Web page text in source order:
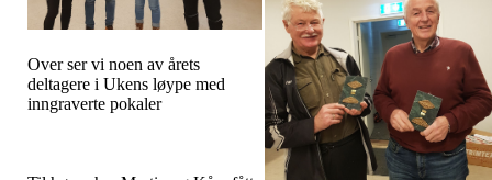
Over ser vi noen av årets
deltagere i Ukens løype med
inngraverte pokaler